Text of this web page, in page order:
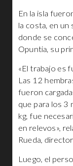
En la isla
la costa, en un
donde se
Opuntia, su
«El trabajo es
Las 12
fueron
que para los 3
kg, fue
en relevos»,
Rueda,
Luego, el